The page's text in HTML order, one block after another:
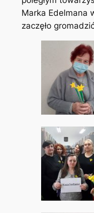
Marka Edelmana
zaczęło